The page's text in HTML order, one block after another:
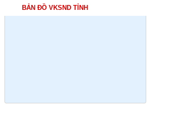
BẢN ĐỒ VKSND TỈNH